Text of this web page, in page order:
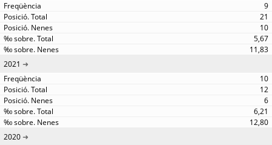
9
21
10
5,67
11,83
2021
10
12
6
6,21
12,80
2020